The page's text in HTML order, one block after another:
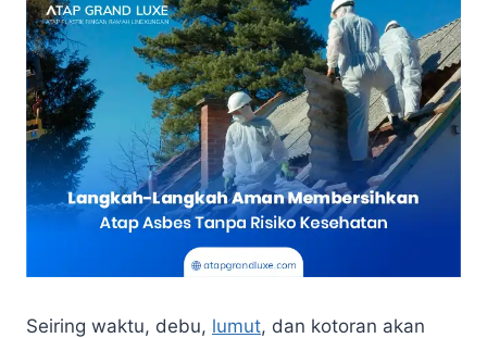
Seiring waktu, debu, lumut, dan kotoran akan